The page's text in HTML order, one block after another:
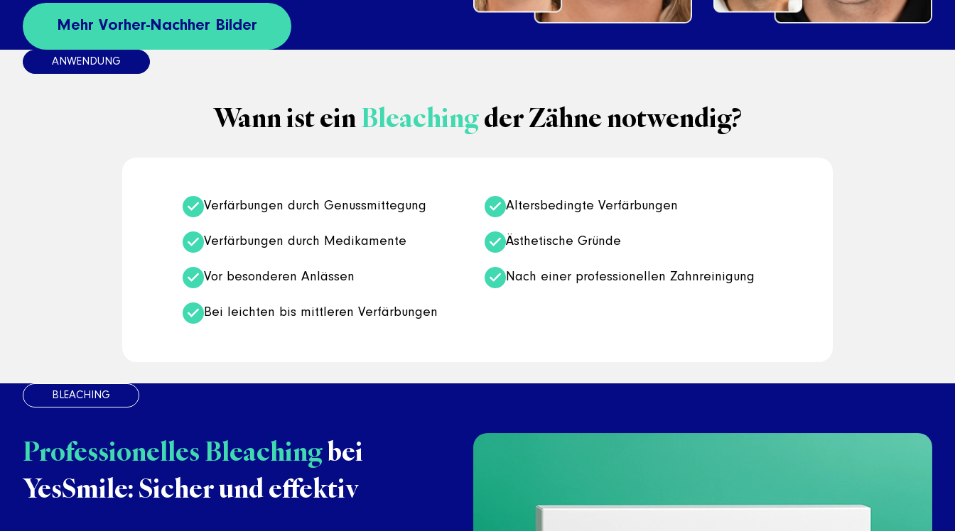
Mehr Vorher-Nachher Bilder
Wann ist einBleachingder Zähne notwendig?
Verfärbungen durch Genussmittegung Altersbedingte Verfärbungen
Verfärbungen durch Medikamente Ästhetische Gründe
Vor besonderen Anlässen Nach einer professionellen Zahnreinigung
Bei leichten bis mittleren Verfärbungen
Professionelles Bleachingbei
YesSmile: Sicher und effektiv